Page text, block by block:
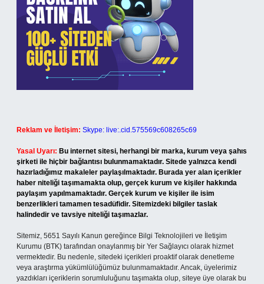
Reklam ve İletişim: Skype: live:.cid.575569c608265c69
Yasal Uyarı: Bu internet sitesi, herhangi bir marka, kurum veya şahıs
şirketi ile hiçbir bağlantısı bulunmamaktadır. Sitede yalnızca kendi
hazırladığımız makaleler paylaşılmaktadır. Burada yer alan içerikler
haber niteliği taşımamakta olup, gerçek kurum ve kişiler hakkında
paylaşım yapılmamaktadır. Gerçek kurum ve kişiler ile isim
benzerlikleri tamamen tesadüfidir. Sitemizdeki bilgiler taslak
halindedir ve tavsiye niteliği taşımazlar.
Sitemiz, 5651 Sayılı Kanun gereğince Bilgi Teknolojileri ve İletişim
Kurumu (BTK) tarafından onaylanmış bir Yer Sağlayıcı olarak hizmet
vermektedir. Bu nedenle, sitedeki içerikleri proaktif olarak denetleme
veya araştırma yükümlülüğümüz bulunmamaktadır. Ancak, üyelerimiz
yazdıkları içeriklerin sorumluluğunu taşımakta olup, siteye üye olarak bu